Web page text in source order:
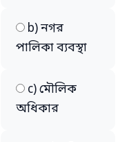
b) নগর
পালিকা ব্যবস্থা
c) মৌলিক
অধিকার